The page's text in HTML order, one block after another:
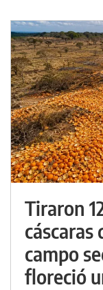
Tiraron
cáscaras
campo
floreció